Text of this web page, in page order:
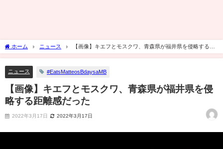
ホーム ニュース
【画像】キエフとモスクワ、青森県が福井県を侵略する距
離感だった
ニュース #EatsMatteosBdaysaMB
【画像】キエフとモスクワ、青森県が福井県を侵
略する距離感だった
2022年3月17日 2022年3月17日